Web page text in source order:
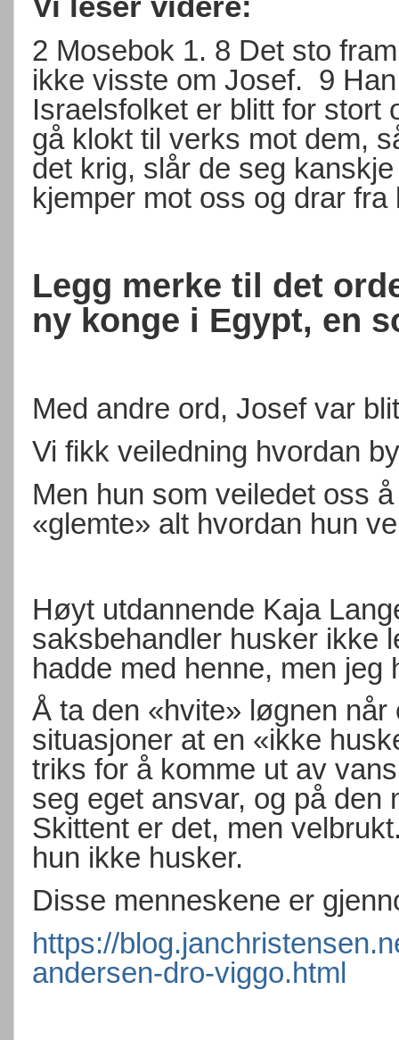
2 Mosebok 1. 8 Det sto
ikke visste om Josef. 9
Israelsfolket er blitt for stort
gå klokt til verks mot dem,
det krig, slår de seg
kjemper mot oss og drar fra
Legg merke til det
ny konge i Egypt, en
Med andre ord, Josef var
Vi fikk veiledning hvordan
Men hun som veiledet oss
«glemte» alt hvordan hun
Høyt utdannende Kaja
saksbehandler husker ikke
hadde med henne, men jeg
Å ta den «hvite» løgnen
situasjoner at en «ikke
triks for å komme ut av
seg eget ansvar, og på den
Skittent er det, men
hun ikke husker.
Disse menneskene er
https://
andersen-dro-viggo.html